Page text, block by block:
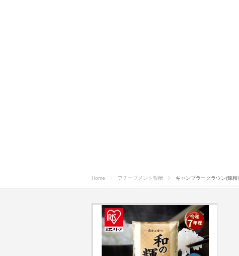
Home アチーブメント報酬 ギャンブラークラウン(錬